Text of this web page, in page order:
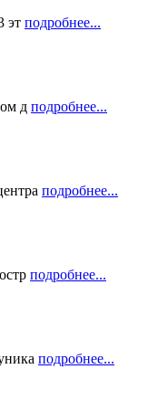
эт подробнее...
д подробнее...
подробнее...
подробнее...
подробнее...